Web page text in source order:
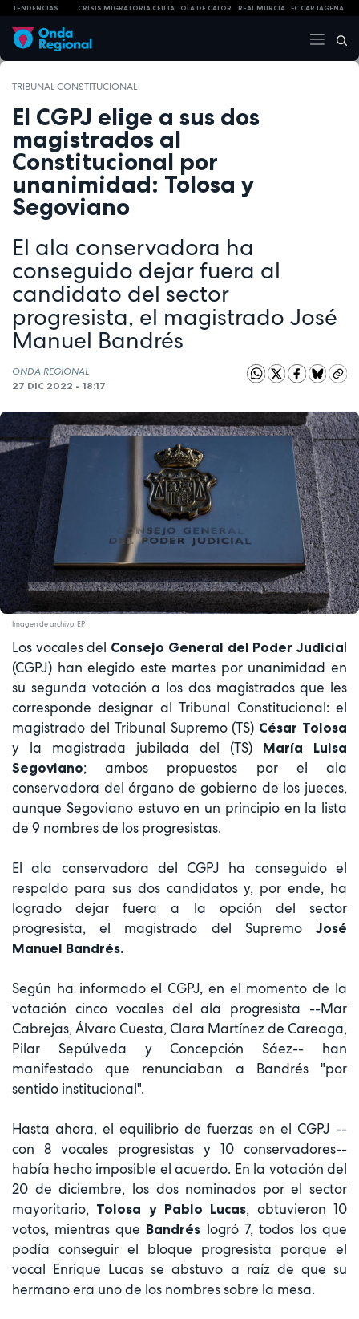
TENDENCIAS CRISIS MIGRATORIA CEUTA OLA DE CALOR REAL MURCIA FC CARTAGENA
TRIBUNAL CONSTITUCIONAL
El CGPJ elige a sus dos
magistrados al
Constitucional por
unanimidad: Tolosa y
Segoviano
El ala conservadora ha
conseguido dejar fuera al
candidato del sector
progresista, el magistrado José
Manuel Bandrés
ONDA REGIONAL
27 DIC 2022 - 18:17
Imagen de archivo. EP
Los vocales del Consejo General del Poder Judicial
(CGPJ) han elegido este martes por unanimidad en
su segunda votación a los dos magistrados que les
corresponde designar al Tribunal Constitucional: el
magistrado del Tribunal Supremo (TS) César Tolosa
y la magistrada jubilada del (TS) María Luisa
Segoviano; ambos propuestos por el ala
conservadora del órgano de gobierno de los jueces,
aunque Segoviano estuvo en un principio en la lista
de 9 nombres de los progresistas.
El ala conservadora del CGPJ ha conseguido el
respaldo para sus dos candidatos y, por ende, ha
logrado dejar fuera a la opción del sector
progresista, el magistrado del Supremo José
Manuel Bandrés.
Según ha informado el CGPJ, en el momento de la
votación cinco vocales del ala progresista --Mar
Cabrejas, Álvaro Cuesta, Clara Martínez de Careaga,
Pilar Sepúlveda y Concepción Sáez-- han
manifestado que renunciaban a Bandrés "por
sentido institucional".
Hasta ahora, el equilibrio de fuerzas en el CGPJ --
con 8 vocales progresistas y 10 conservadores--
había hecho imposible el acuerdo. En la votación del
20 de diciembre, los dos nominados por el sector
mayoritario, Tolosa y Pablo Lucas, obtuvieron 10
votos, mientras que Bandrés logró 7, todos los que
podía conseguir el bloque progresista porque el
vocal Enrique Lucas se abstuvo a raíz de que su
hermano era uno de los nombres sobre la mesa.